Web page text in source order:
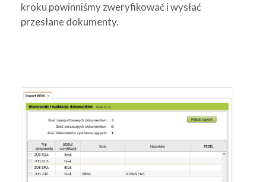
kroku powinniśmy zweryfikować i wysłać
przesłane dokumenty.